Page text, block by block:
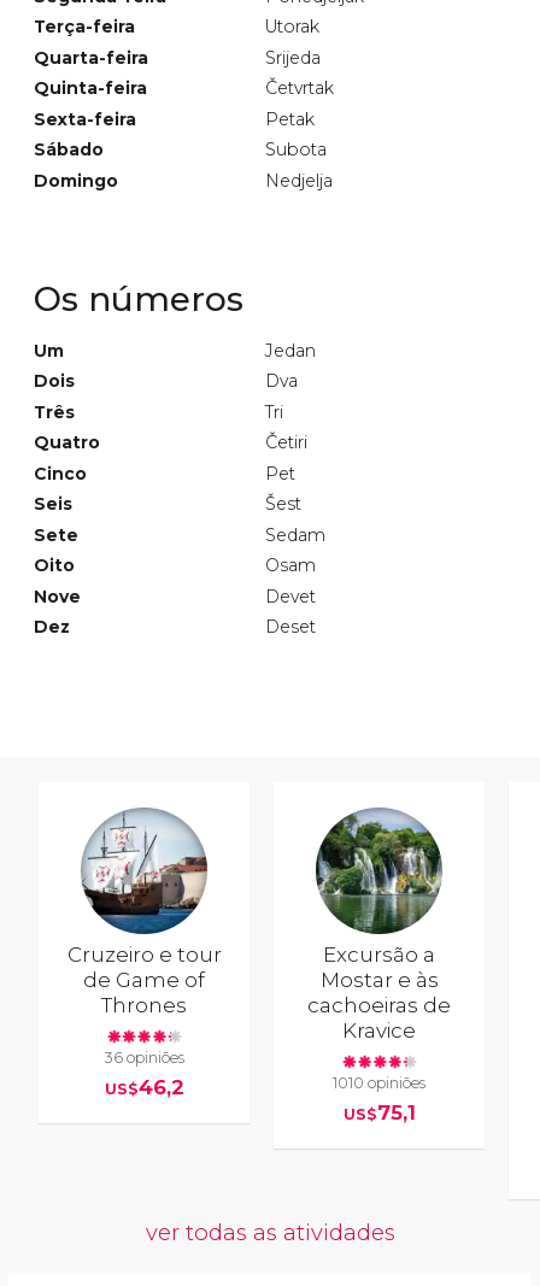
Terça-feira
Utorak
Quarta-feira
Srijeda
Quinta-feira
Četvrtak
Sexta-feira
Petak
Sábado
Subota
Domingo
Nedjelja
Os números
Um
Jedan
Dois
Dva
Três
Tri
Quatro
Četiri
Cinco
Pet
Seis
Šest
Sete
Sedam
Oito
Osam
Nove
Devet
Dez
Deset
Cruzeiro e tour
de Game of
Thrones
36 opiniões
US$46,2
Excursão a
Mostar e às
cachoeiras de
Kravice
1010 opiniões
US$75,1
ver todas as atividades